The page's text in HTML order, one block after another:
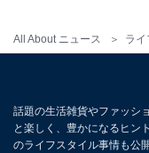
All About ニュース ライ
話題の生活雑貨やファッシ
と楽しく、豊かになるヒン
のライフスタイル事情も公